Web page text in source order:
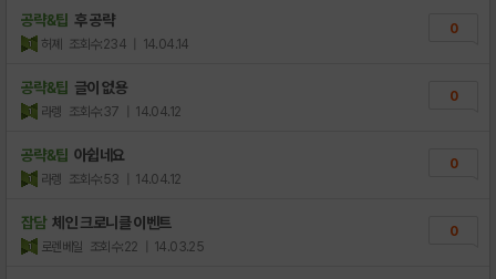
공략&팁 후 공략
허졔 조회수:234 | 14.04.14
0
공략&팁 글이 없용
라렝 조회수:37 | 14.04.12
0
공략&팁 아쉽네요
라렝 조회수:53 | 14.04.12
0
잡담 체인 크로니클 이벤트
로렌베일 조회수:22 | 14.03.25
0